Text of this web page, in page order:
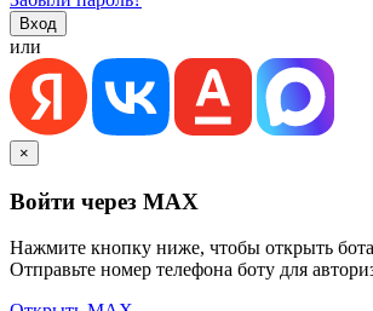
или
×
Войти через MAX
Нажмите кнопку ниже, чтобы открыть
Отправьте номер телефона боту для